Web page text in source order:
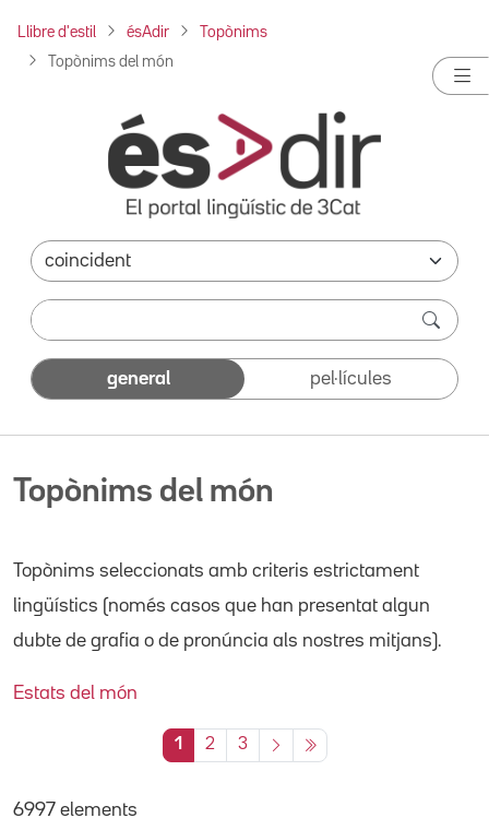
Llibre d'estil ésAdir Topònims
Topònims del món
general pel·lícules
Topònims del món
Topònims seleccionats amb criteris estrictament
lingüístics (només casos que han presentat algun
dubte de grafia o de pronúncia als nostres mitjans).
Estats del món
1 2 3
6997 elements